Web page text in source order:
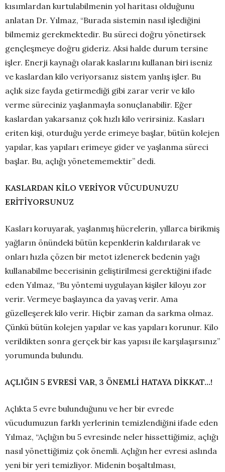
kısımlardan kurtulabilmenin yol haritası olduğunu
anlatan Dr. Yılmaz, “Burada sistemin nasıl işlediğini
bilmemiz gerekmektedir. Bu süreci doğru yönetirsek
gençleşmeye doğru gideriz. Aksi halde durum tersine
işler. Enerji kaynağı olarak kaslarını kullanan biri iseniz
ve kaslardan kilo veriyorsanız sistem yanlış işler. Bu
açlık size fayda getirmediği gibi zarar verir ve kilo
verme süreciniz yaşlanmayla sonuçlanabilir. Eğer
kaslardan yakarsanız çok hızlı kilo verirsiniz. Kasları
eriten kişi, oturduğu yerde erimeye başlar, bütün kolejen
yapılar, kas yapıları erimeye gider ve yaşlanma süreci
başlar. Bu, açlığı yönetememektir” dedi.
KASLARDAN KİLO VERİYOR VÜCUDUNUZU
ERİTİYORSUNUZ
Kasları koruyarak, yaşlanmış hücrelerin, yıllarca birikmiş
yağların önündeki bütün kepenklerin kaldırılarak ve
onları hızla çözen bir metot izlenerek bedenin yağı
kullanabilme becerisinin geliştirilmesi gerektiğini ifade
eden Yılmaz, “Bu yöntemi uygulayan kişiler kiloyu zor
verir. Vermeye başlayınca da yavaş verir. Ama
güzelleşerek kilo verir. Hiçbir zaman da sarkma olmaz.
Çünkü bütün kolejen yapılar ve kas yapıları korunur. Kilo
verildikten sonra gerçek bir kas yapısı ile karşılaşırsınız”
yorumunda bulundu.
AÇLIĞIN 5 EVRESİ VAR, 3 ÖNEMLİ HATAYA DİKKAT…!
Açlıkta 5 evre bulunduğunu ve her bir evrede
vücudumuzun farklı yerlerinin temizlendiğini ifade eden
Yılmaz, “Açlığın bu 5 evresinde neler hissettiğimiz, açlığı
nasıl yönettiğimiz çok önemli. Açlığın her evresi aslında
yeni bir yeri temizliyor. Midenin boşaltılması,